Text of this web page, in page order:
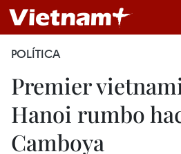
POLÍTICA
Premier
Hanoi rumbo
Camboya